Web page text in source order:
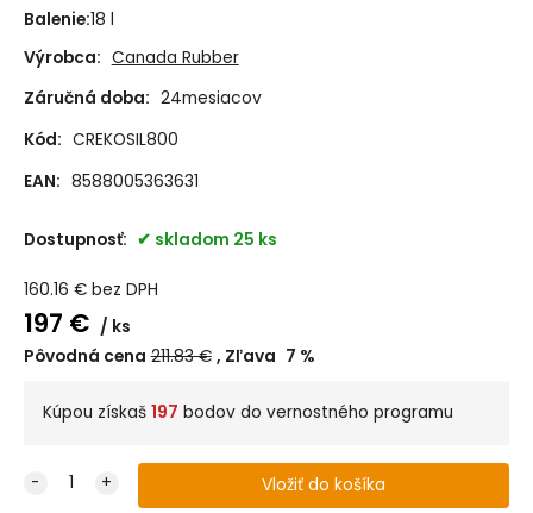
Balenie:18 l
Výrobca: Canada Rubber
Záručná doba: 24mesiacov
Kód: CREKOSIL800
EAN: 8588005363631
Dostupnosť: skladom 25 ks
160.16 € bez DPH
197 €
ks
Pôvodná cena 211.83€ Zľava 7 %
Kúpou získaš 197 bodov do vernostného programu